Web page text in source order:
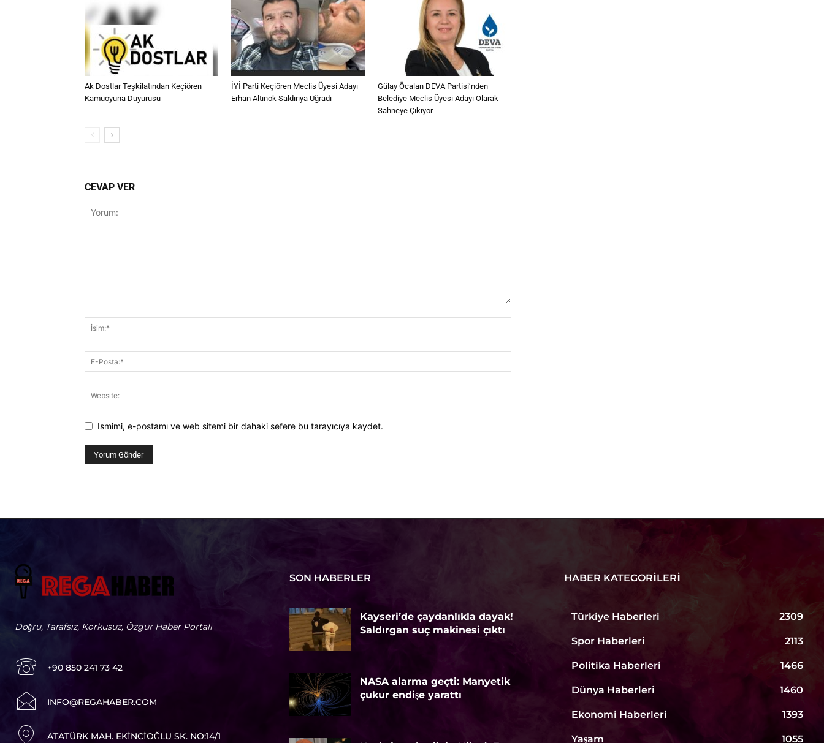
Ak Dostlar Teşkilatından Keçiören
Kamuoyuna Duyurusu
İYİ Parti Keçiören Meclis Üyesi Adayı
Erhan Altınok Saldırıya Uğradı
Gülay Öcalan DEVA Partisi’nden
Belediye Meclis Üyesi Adayı Olarak
Sahneye Çıkıyor
CEVAP VER
Ismimi, e-postamı ve web sitemi bir dahaki sefere bu tarayıcıya kaydet.
Doğru, Tarafsız, Korkusuz, Özgür Haber Portalı
+90 850 241 73 42
INFO@REGAHABER.COM
ATATÜRK MAH. EKINCIOĞLU SK. NO:14/1
SON HABERLER
Kayseri’de çaydanlıkla dayak!
Saldırgan suç makinesi çıktı
NASA alarma geçti: Manyetik
çukur endişe yarattı
HABER KATEGORILERI
Türkiye Haberleri 2309
Spor Haberleri 2113
Politika Haberleri 1466
Dünya Haberleri 1460
Ekonomi Haberleri 1393
Yaşam 1055